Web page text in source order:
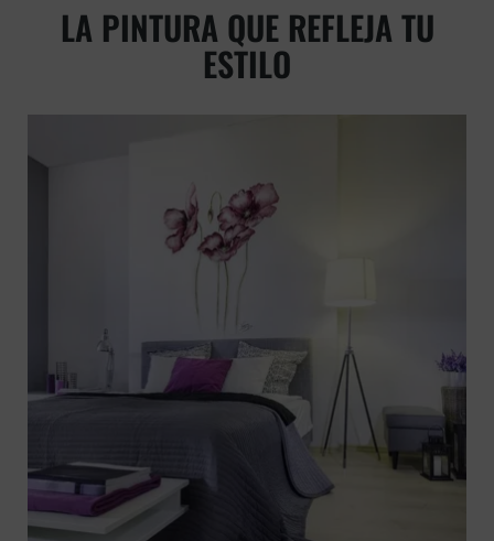
LA PINTURA QUE REFLEJA TU
ESTILO